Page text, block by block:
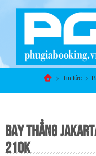
Tin tức
BAY THẲNG
210K